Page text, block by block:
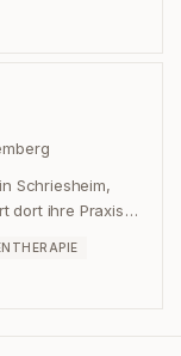
Schriesheim,
dort ihre Praxis